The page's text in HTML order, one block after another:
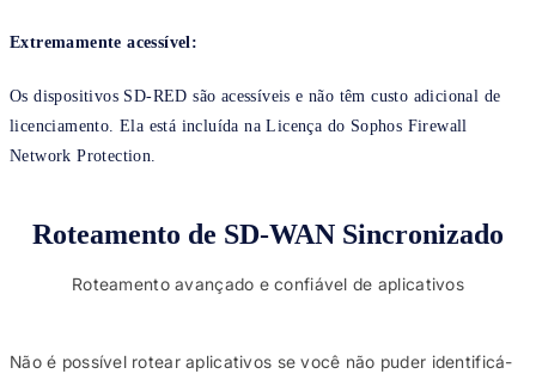
Extremamente acessível:
Os dispositivos SD-RED são acessíveis e não têm custo adicional de
licenciamento. Ela está incluída na Licença do Sophos Firewall
Network Protection.
Roteamento de SD-WAN Sincronizado
Roteamento avançado e confiável de aplicativos
Não é possível rotear aplicativos se você não puder identificá-